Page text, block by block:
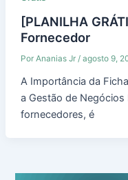
[PLANILHA
Fornecedor
Por Ananias Jr / agosto 9,
A Importância da
a Gestão de
fornecedores, é